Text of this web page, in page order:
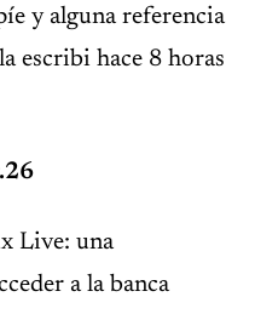
y alguna referencia
escribi hace 8 horas
Live: una
a la banca